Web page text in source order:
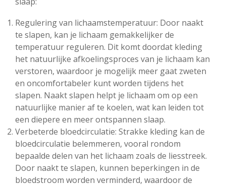
Regulering van lichaamstemperatuur: Door naakt
te slapen, kan je lichaam gemakkelijker de
temperatuur reguleren. Dit komt doordat kleding
het natuurlijke afkoelingsproces van je lichaam kan
verstoren, waardoor je mogelijk meer gaat zweten
en oncomfortabeler kunt worden tijdens het
slapen. Naakt slapen helpt je lichaam om op een
natuurlijke manier af te koelen, wat kan leiden tot
een diepere en meer ontspannen slaap.
Verbeterde bloedcirculatie: Strakke kleding kan de
bloedcirculatie belemmeren, vooral rondom
bepaalde delen van het lichaam zoals de liesstreek.
Door naakt te slapen, kunnen beperkingen in de
bloedstroom worden verminderd, waardoor de